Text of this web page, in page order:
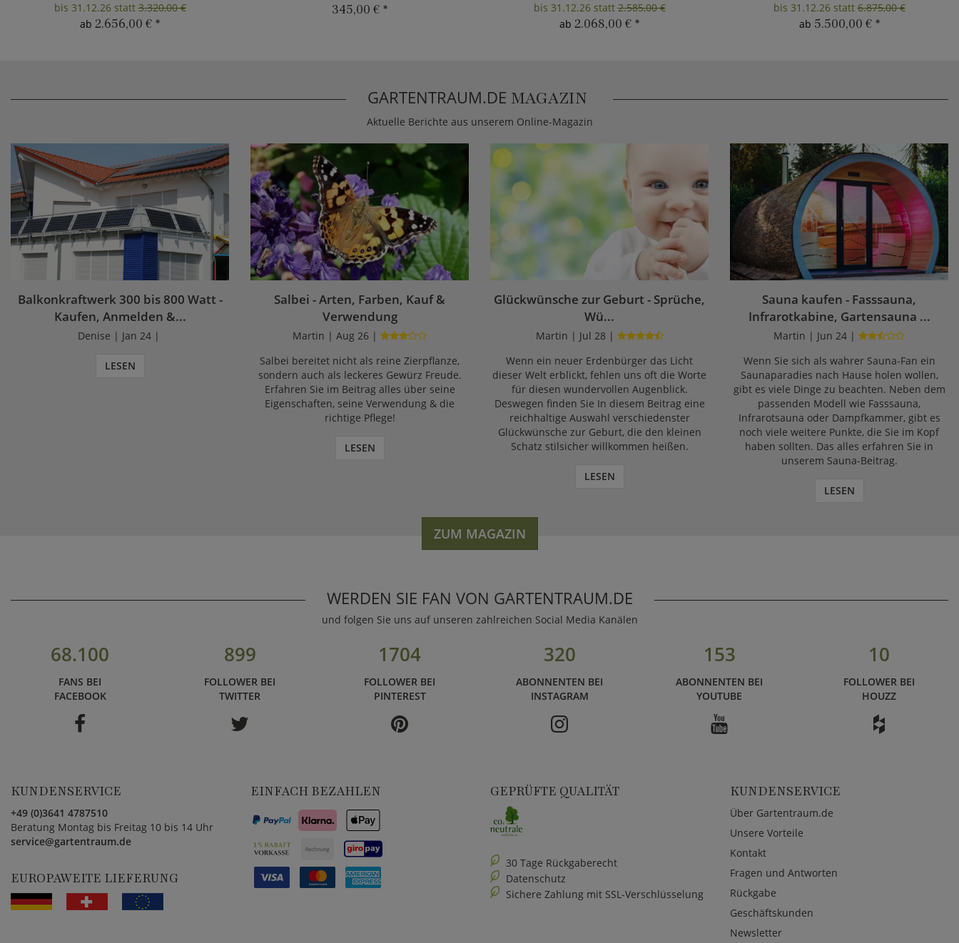
bis 31.12.26 statt3.320,00 €
ab 2.656,00 € *
345,00 € *
bis 31.12.26 statt2.585,00 €
ab 2.068,00 € *
bis 31.12.26 statt6.875,00 €
ab 5.500,00 € *
GARTENTRAUM.DE MAGAZIN
Aktuelle Berichte aus unserem Online-Magazin
Balkonkraftwerk 300 bis 800 Watt -
Kaufen, Anmelden &...
Denise | Jan 24 |
LESEN
Salbei - Arten, Farben, Kauf &
Verwendung
Martin | Aug 26 |
Salbei bereitet nicht als reine Zierpflanze,
sondern auch als leckeres Gewürz Freude.
Erfahren Sie im Beitrag alles über seine
Eigenschaften, seine Verwendung & die
richtige Pflege!
LESEN
Glückwünsche zur Geburt - Sprüche,
Wü...
Martin | Jul 28 |
Wenn ein neuer Erdenbürger das Licht
dieser Welt erblickt, fehlen uns oft die Worte
für diesen wundervollen Augenblick.
Deswegen finden Sie In diesem Beitrag eine
reichhaltige Auswahl verschiedenster
Glückwünsche zur Geburt, die den kleinen
Schatz stilsicher willkommen heißen.
LESEN
Sauna kaufen - Fasssauna,
Infrarotkabine, Gartensauna ...
Martin | Jun 24 |
Wenn Sie sich als wahrer Sauna-Fan ein
Saunaparadies nach Hause holen wollen,
gibt es viele Dinge zu beachten. Neben dem
passenden Modell wie Fasssauna,
Infrarotsauna oder Dampfkammer, gibt es
noch viele weitere Punkte, die Sie im Kopf
haben sollten. Das alles erfahren Sie in
unserem Sauna-Beitrag.
LESEN
ZUM MAGAZIN
WERDEN SIE FAN VON GARTENTRAUM.DE
und folgen Sie uns auf unseren zahlreichen Social Media Kanälen
68.100
FANS BEI
FACEBOOK
899
FOLLOWER BEI
TWITTER
1704
FOLLOWER BEI
PINTEREST
320
ABONNENTEN BEI
INSTAGRAM
153
ABONNENTEN BEI
YOUTUBE
10
FOLLOWER BEI
HOUZZ
KUNDENSERVICE
+49 (0)3641 4787510
Beratung Montag bis Freitag 10 bis 14 Uhr
service@gartentraum.de
EUROPAWEITE LIEFERUNG
EINFACH BEZAHLEN GEPRÜFTE QUALITÄT
30 Tage Rückgaberecht
Datenschutz
Sichere Zahlung mit SSL-Verschlüsselung
KUNDENSERVICE
Über Gartentraum.de
Unsere Vorteile
Kontakt
Fragen und Antworten
Rückgabe
Geschäftskunden
Newsletter